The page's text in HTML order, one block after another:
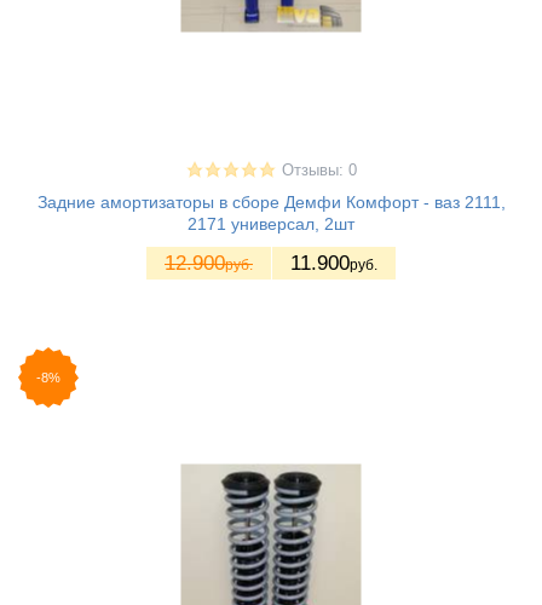
Отзывы: 0
Задние амортизаторы в сборе Демфи Комфорт - ваз 2111,
2171 универсал, 2шт
12.900руб. 11.900руб.
-8%